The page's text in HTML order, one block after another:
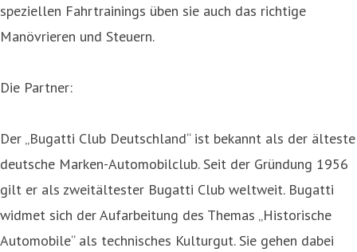
speziellen Fahrtrainings üben sie auch das richtige
Manövrieren und Steuern.
Die Partner:
Der „Bugatti Club Deutschland“ ist bekannt als der älteste
deutsche Marken-Automobilclub. Seit der Gründung 1956
gilt er als zweitältester Bugatti Club weltweit. Bugatti
widmet sich der Aufarbeitung des Themas „Historische
Automobile“ als technisches Kulturgut. Sie gehen dabei